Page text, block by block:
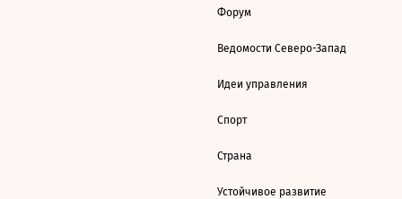
Форум
Ведомости Северо-Запад
Идеи управления
Спорт
Страна
Устойчивое развитие